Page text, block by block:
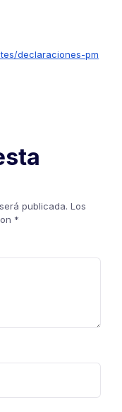
declaraciones-pm
publicada. Los
*